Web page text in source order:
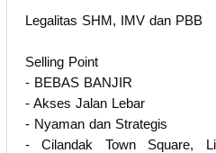
Legalitas SHM, IMV dan PBB
Selling Point
- BEBAS BANJIR
- Akses Jalan Lebar
- Nyaman dan Strategis
- Cilandak Town Square,